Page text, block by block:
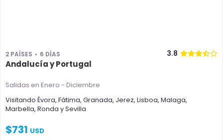
2 PAÍSES 6 DÍAS 3.8
Andalucía y Portugal
Salidas en Enero - Diciembre
Visitando Évora, Fátima, Granada, Jerez, Lisboa, Malaga,
Marbella, Ronda ySevilla
$731 USD